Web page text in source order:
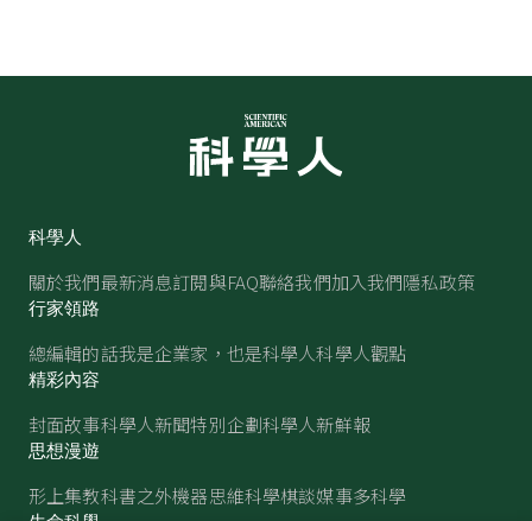
科學人
關於我們最新消息訂閱與FAQ聯絡我們加入我們隱私政策
行家領路
總編輯的話我是企業家，也是科學人科學人觀點
精彩內容
封面故事科學人新聞特別企劃科學人新鮮報
思想漫遊
形上集教科書之外機器思維科學棋談媒事多科學